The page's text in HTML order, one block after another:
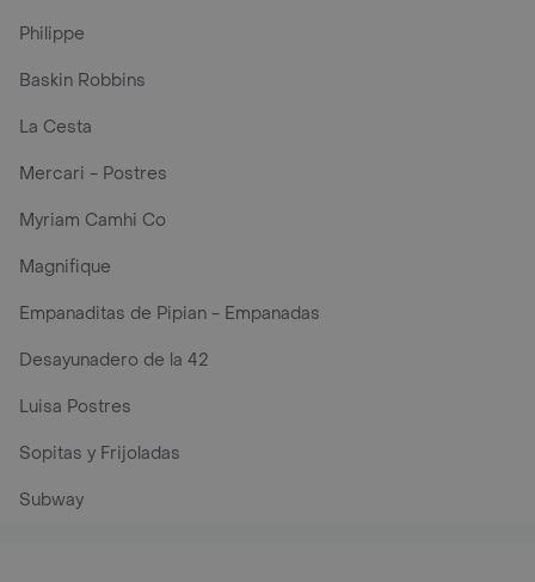
Philippe
Baskin Robbins
La Cesta
Mercari - Postres
Myriam Camhi Co
Magnifique
Empanaditas de Pipian - Empanadas
Desayunadero de la 42
Luisa Postres
Sopitas y Frijoladas
Subway